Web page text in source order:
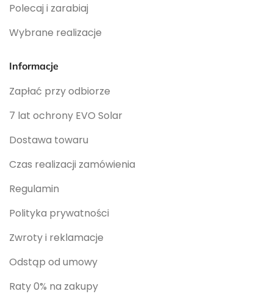
Polecaj i zarabiaj
Wybrane realizacje
Informacje
Zapłać przy odbiorze
7 lat ochrony EVO Solar
Dostawa towaru
Czas realizacji zamówienia
Regulamin
Polityka prywatności
Zwroty i reklamacje
Odstąp od umowy
Raty 0% na zakupy